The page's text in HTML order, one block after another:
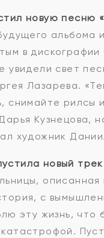
новую песню
альбома
в
увидели свет
Лазарева.
снимайте рилсы
Кузнецова,
художник
новый трек
с
эту жизнь,